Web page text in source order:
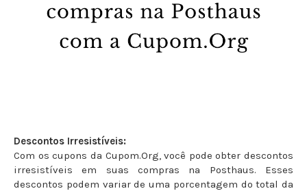
Descontos Irresistíveis:
Com os cupons da Cupom.Org, você pode obter descontos
irresistíveis em suas compras na Posthaus. Esses
descontos podem variar de uma porcentagem do total da